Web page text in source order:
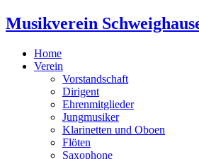
Musikverein
Home
Verein
Vorstandschaft
Dirigent
Ehrenmitglieder
Jungmusiker
Klarinetten und Oboen
Flöten
Saxophone